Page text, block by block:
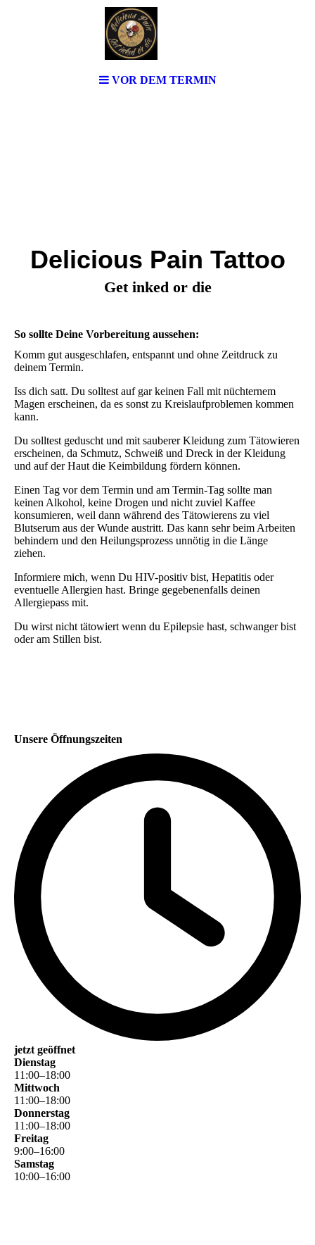
VOR DEM TERMIN
Delicious Pain Tattoo
Get inked or die
So sollte Deine Vorbereitung aussehen:
Komm gut ausgeschlafen, entspannt und ohne Zeitdruck zu
deinem Termin.
Iss dich satt. Du solltest auf gar keinen Fall mit nüchternem
Magen erscheinen, da es sonst zu Kreislaufproblemen kommen
kann.
Du solltest geduscht und mit sauberer Kleidung zum Tätowieren
erscheinen, da Schmutz, Schweiß und Dreck in der Kleidung
und auf der Haut die Keimbildung fördern können.
Einen Tag vor dem Termin und am Termin-Tag sollte man
keinen Alkohol, keine Drogen und nicht zuviel Kaffee
konsumieren, weil dann während des Tätowierens zu viel
Blutserum aus der Wunde austritt. Das kann sehr beim Arbeiten
behindern und den Heilungsprozess unnötig in die Länge
ziehen.
Informiere mich, wenn Du HIV-positiv bist, Hepatitis oder
eventuelle Allergien hast. Bringe gegebenenfalls deinen
Allergiepass mit.
Du wirst nicht tätowiert wenn du Epilepsie hast, schwanger bist
oder am Stillen bist.
Unsere Öffnungszeiten
jetzt geöffnet
Dienstag
11 :00–18:00
Mittwoch
11 :00–18:00
Donnerstag
11 :00–18:00
Freitag
9:00–16:00
Samstag
10:00–16:00